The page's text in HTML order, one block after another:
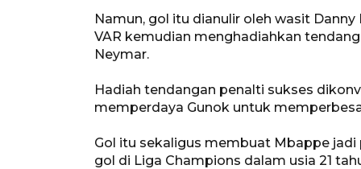
Namun, gol itu dianulir oleh wasit
VAR kemudian menghadiahkan
Neymar.
Hadiah tendangan penalti sukses
memperdaya Gunok untuk
Gol itu sekaligus membuat Mbappe
gol di Liga Champions dalam usia 21